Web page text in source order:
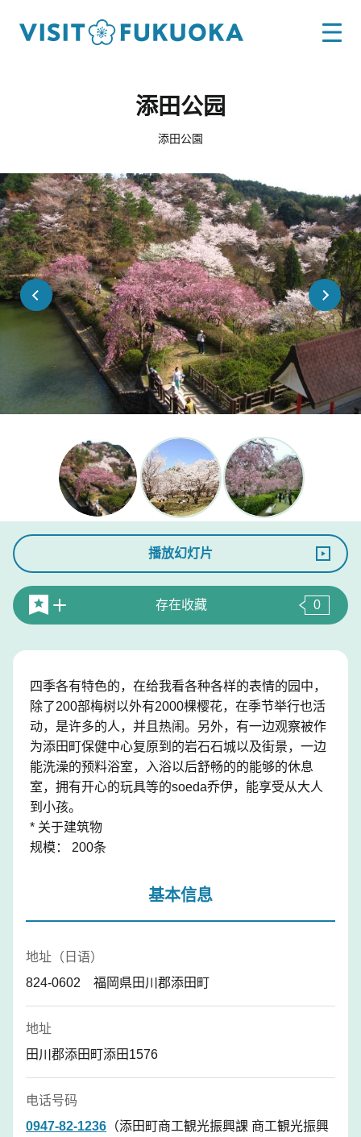
添田公园
添田公園
播放幻灯片
存在收藏 0
四季各有特色的，在给我看各种各样的表情的园中，
除了200部梅树以外有2000棵樱花，在季节举行也活
动，是许多的人，并且热闹。另外，有一边观察被作
为添田町保健中心复原到的岩石石城以及街景，一边
能洗澡的预料浴室，入浴以后舒畅的的能够的休息
室，拥有开心的玩具等的soeda乔伊，能享受从大人
到小孩。
* 关于建筑物
规模： 200条
基本信息
地址（日语）
824-0602 福岡県田川郡添田町
地址
田川郡添田町添田1576
电话号码
0947-82-1236 （添田町商工観光振興課 商工観光振興